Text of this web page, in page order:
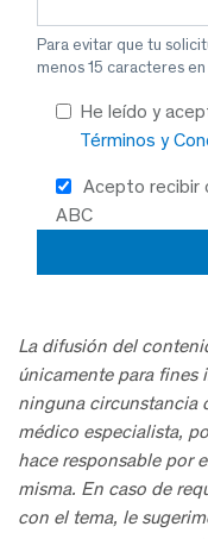
Para evitar que tu
menos 15 caracteres
He leído y
Términos y
Acepto recibir
ABC
La difusión del
únicamente para fines
ninguna circunstancia
médico especialista,
hace responsable por
misma. En caso de
con el tema, le